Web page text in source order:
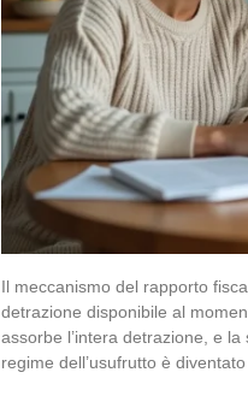
Il meccanismo del rapporto
detrazione disponibile al
assorbe l’intera detrazione, e
regime dell’usufrutto è